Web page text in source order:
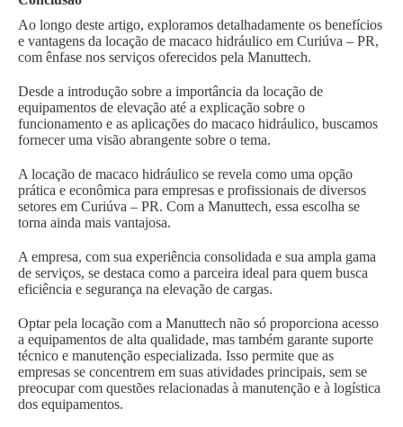
Ao longo deste artigo, exploramos detalhadamente os benefícios
e vantagens da locação de macaco hidráulico em Curiúva – PR,
com ênfase nos serviços oferecidos pela Manuttech.
Desde a introdução sobre a importância da locação de
equipamentos de elevação até a explicação sobre o
funcionamento e as aplicações do macaco hidráulico, buscamos
fornecer uma visão abrangente sobre o tema.
A locação de macaco hidráulico se revela como uma opção
prática e econômica para empresas e profissionais de diversos
setores em Curiúva – PR. Com a Manuttech, essa escolha se
torna ainda mais vantajosa.
A empresa, com sua experiência consolidada e sua ampla gama
de serviços, se destaca como a parceira ideal para quem busca
eficiência e segurança na elevação de cargas.
Optar pela locação com a Manuttech não só proporciona acesso
a equipamentos de alta qualidade, mas também garante suporte
técnico e manutenção especializada. Isso permite que as
empresas se concentrem em suas atividades principais, sem se
preocupar com questões relacionadas à manutenção e à logística
dos equipamentos.